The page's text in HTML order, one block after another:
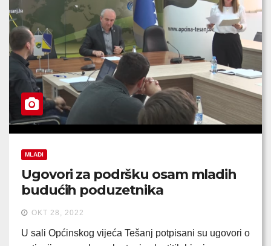
MLADI
Ugovori za podršku osam mladih
budućih poduzetnika
OKT 28, 2022
U sali Općinskog vijeća Tešanj potpisani su ugovori o